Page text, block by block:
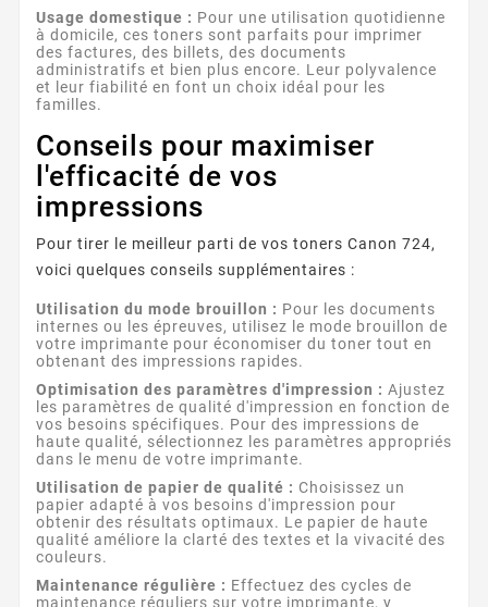
Usage domestique : Pour une utilisation quotidienne
à domicile, ces toners sont parfaits pour imprimer
des factures, des billets, des documents
administratifs et bien plus encore. Leur polyvalence
et leur fiabilité en font un choix idéal pour les
familles.
Conseils pour maximiser
l'efficacité de vos
impressions
Pour tirer le meilleur parti de vos toners Canon 724,
voici quelques conseils supplémentaires :
Utilisation du mode brouillon : Pour les documents
internes ou les épreuves, utilisez le mode brouillon de
votre imprimante pour économiser du toner tout en
obtenant des impressions rapides.
Optimisation des paramètres d'impression : Ajustez
les paramètres de qualité d'impression en fonction de
vos besoins spécifiques. Pour des impressions de
haute qualité, sélectionnez les paramètres appropriés
dans le menu de votre imprimante.
Utilisation de papier de qualité : Choisissez un
papier adapté à vos besoins d'impression pour
obtenir des résultats optimaux. Le papier de haute
qualité améliore la clarté des textes et la vivacité des
couleurs.
Maintenance régulière : Effectuez des cycles de
maintenance réguliers sur votre imprimante, y